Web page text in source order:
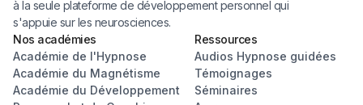
à la seule plateforme de développement personnel qui
s'appuie sur les neurosciences.
Nos académies
Académie de l'Hypnose
Académie du Magnétisme
Académie du Développement
Ressources
Audios Hypnose guidées
Témoignages
Séminaires